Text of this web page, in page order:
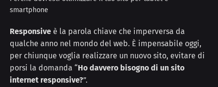
smartphone
Responsive è la parola chiave che imperversa da
qualche anno nel mondo del web. È impensabile oggi,
per chiunque voglia realizzare un nuovo sito, evitare di
porsi la domanda “Ho davvero bisogno di un sito
internet responsive?”.